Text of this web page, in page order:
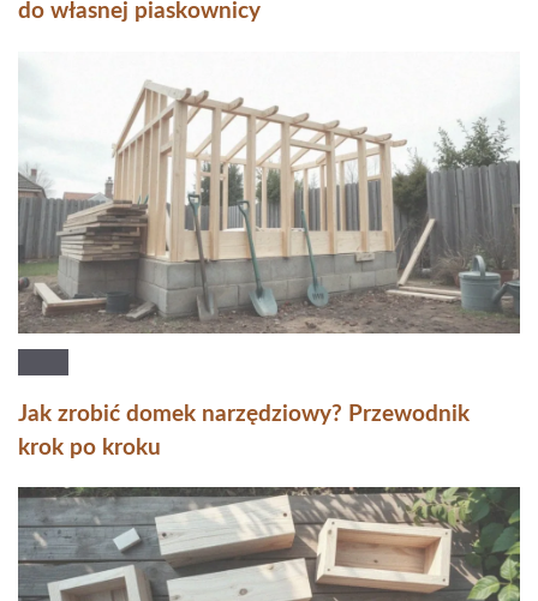
do własnej piaskownicy
Jak zrobić domek narzędziowy? Przewodnik
krok po kroku